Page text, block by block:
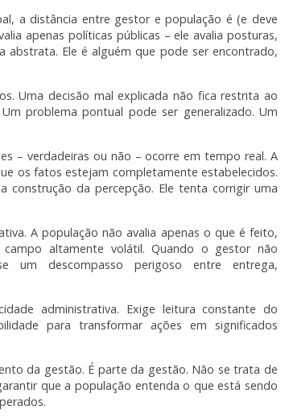
a distância entre gestor e população é (e deve
apenas políticas públicas – ele avalia posturas,
abstrata. Ele é alguém que pode ser encontrado,
Uma decisão mal explicada não fica restrita ao
problema pontual pode ser generalizado. Um
– verdadeiras ou não – ocorre em tempo real. A
os fatos estejam completamente estabelecidos.
da percepção. Ele tenta corrigir uma
A população não avalia apenas o que é feito,
altamente volátil. Quando o gestor não
um descompasso perigoso entre entrega,
administrativa. Exige leitura constante do
para transformar ações em significados
da gestão. É parte da gestão. Não se trata de
que a população entenda o que está sendo